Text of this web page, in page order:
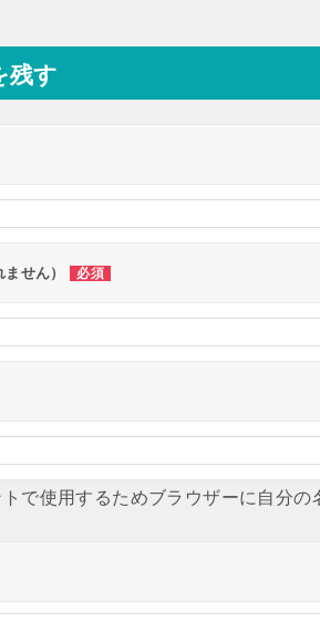
残す
ません） 必須
で使用するためブラウザーに自分の